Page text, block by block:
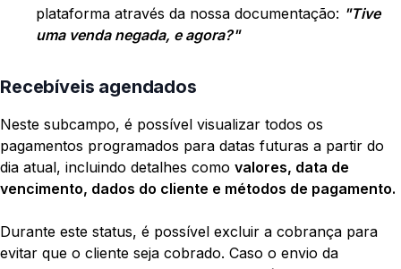
plataforma através da nossa documentação: "Tive
uma venda negada, e agora?"
Recebíveis agendados
Neste subcampo, é possível visualizar todos os
pagamentos programados para datas futuras a partir do
dia atual, incluindo detalhes como valores, data de
vencimento, dados do cliente e métodos de pagamento.
Durante este status, é possível excluir a cobrança para
evitar que o cliente seja cobrado. Caso o envio da